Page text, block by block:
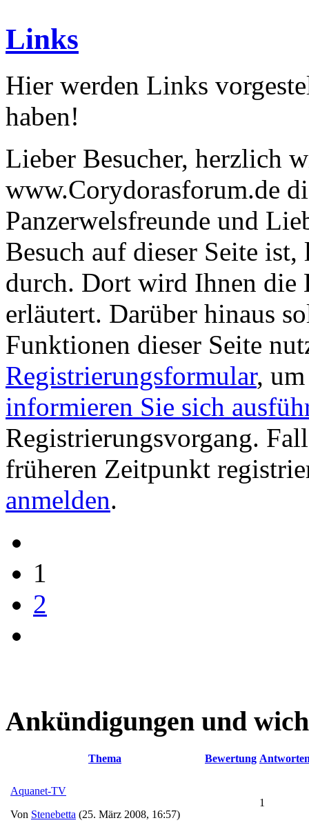
Links
Hier werden Links
haben!
Lieber Besucher, herzlich
www.Corydorasforum.de
Panzerwelsfreunde und
Besuch auf dieser Seite
durch. Dort wird Ihnen die
erläutert. Darüber hinaus
Funktionen dieser Seite
Registrierungsformular,
informieren Sie sich
Registrierungsvorgang.
früheren Zeitpunkt
anmelden.
1
2
Ankündigungen und
Thema Bewertung
Aquanet-TV
Von Stenebetta (25. März 2008, 16:57)
1